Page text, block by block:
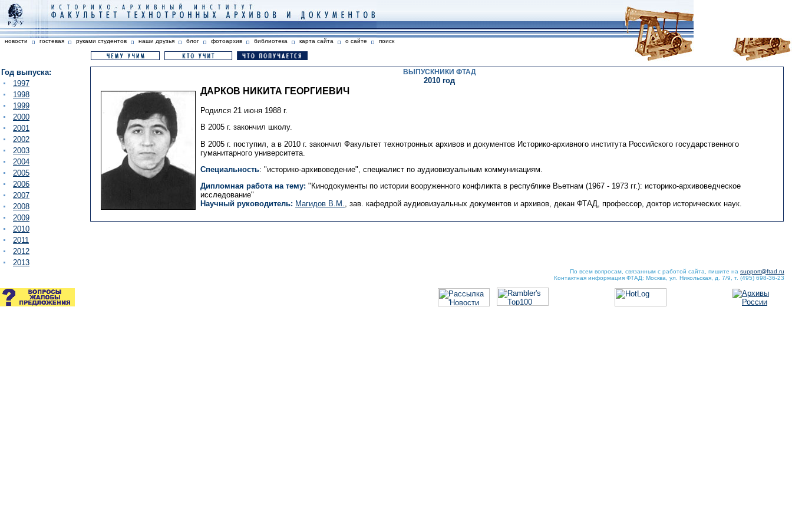
новости гостевая руками студентов наши друзья блог фотоархив библиотека карта сайта о сайте поиск
Год выпуска:
1997
1998
1999
2000
2001
2002
2003
2004
2005
2006
2007
2008
2009
2010
2011
2012
2013
ВЫПУСКНИКИ ФТАД
2010 год
ДАРКОВ НИКИТА ГЕОРГИЕВИЧ
Родился 21 июня 1988 г.
В 2005 г. закончил школу.
В 2005 г. поступил, а в 2010 г. закончил Факультет технотронных архивов и документов Историко-архивного института Российского государственного
гуманитарного университета.
Специальность: "историко-архивоведение", специалист по аудиовизуальным коммуникациям.
Дипломная работа на тему: "Кинодокументы по истории вооруженного конфликта в республике Вьетнам (1967 - 1973 гг.): историко-архивоведческое
исследование"
Научный руководитель: Магидов В.М., зав. кафедрой аудиовизуальных документов и архивов, декан ФТАД, профессор, доктор исторических наук.
По всем вопросам, связанным с работой сайта, пишите на support@ftad.ru
Контактная информация ФТАД: Москва, ул. Никольская, д. 7/9, т. (495) 698-36-23